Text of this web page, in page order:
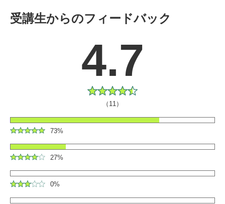
受講生からのフィードバック
4.7
（11）
73%
27%
0%